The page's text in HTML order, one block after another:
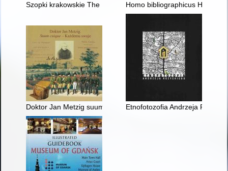
Szopki krakowskie The Kraków Nativity scenes
Homo bibliographicus
Doktor Jan Metzig suum cuique każdemu swoje
Etnofotozofia Andrzeja